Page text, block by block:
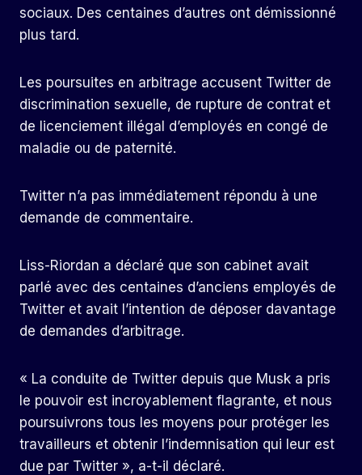
sociaux. Des centaines d’autres ont démissionné
plus tard.
Les poursuites en arbitrage accusent Twitter de
discrimination sexuelle, de rupture de contrat et
de licenciement illégal d’employés en congé de
maladie ou de paternité.
Twitter n’a pas immédiatement répondu à une
demande de commentaire.
Liss-Riordan a déclaré que son cabinet avait
parlé avec des centaines d’anciens employés de
Twitter et avait l’intention de déposer davantage
de demandes d’arbitrage.
« La conduite de Twitter depuis que Musk a pris
le pouvoir est incroyablement flagrante, et nous
poursuivrons tous les moyens pour protéger les
travailleurs et obtenir l’indemnisation qui leur est
due par Twitter », a-t-il déclaré.